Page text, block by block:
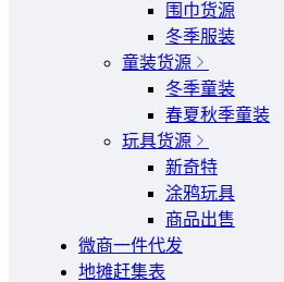
围巾货源
冬季服装
童装货源
冬季童装
春夏秋季童装
玩具货源
新奇特
涂鸦玩具
商品出售
微商一件代发
地摊赶集表